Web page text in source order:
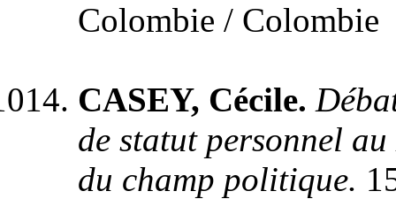
Colombie / Colombie
CASEY, Cécile.
de statut personnel
du champ politique.